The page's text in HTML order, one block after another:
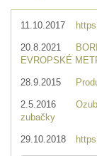
11.10.2017
20.8.2021
EVROPSKÉ
28.9.2015
2.5.2016
zubačky
29.10.2018